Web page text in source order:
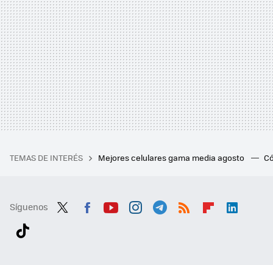
TEMAS DE INTERÉS Mejores celulares gama media agosto
Síguenos